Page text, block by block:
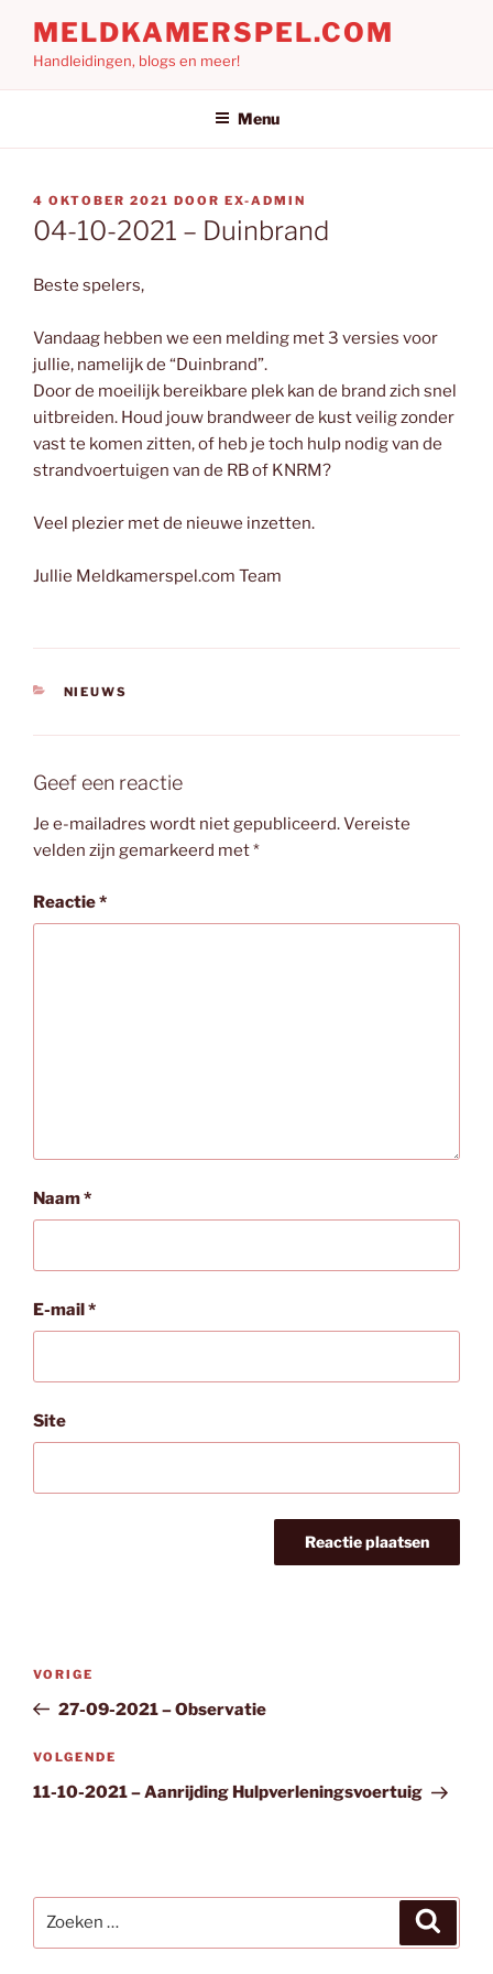
inhoud
MELDKAMERSPEL.COM
Handleidingen, blogs en meer!
Menu
GEPLAATST
OP
4 OKTOBER 2021 DOOR EX-ADMIN
04-10-2021 – Duinbrand
Beste spelers,
Vandaag hebben we een melding met 3 versies voor
jullie, namelijk de “Duinbrand”.
Door de moeilijk bereikbare plek kan de brand zich snel
uitbreiden. Houd jouw brandweer de kust veilig zonder
vast te komen zitten, of heb je toch hulp nodig van de
strandvoertuigen van de RB of KNRM?
Veel plezier met de nieuwe inzetten.
Jullie Meldkamerspel.com Team
CATEGORIEËN
NIEUWS
Geef een reactie
Je e-mailadres wordt niet gepubliceerd.Vereiste
velden zijn gemarkeerd met*
Reactie*
Naam*
E-mail*
Site
Vorig
bericht
VORIGE
27-09-2021 – Observatie
Volgend
bericht
VOLGENDE
11-10-2021 – Aanrijding Hulpverleningsvoertuig
naar: